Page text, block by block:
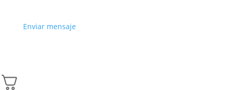
Enviar mensaje